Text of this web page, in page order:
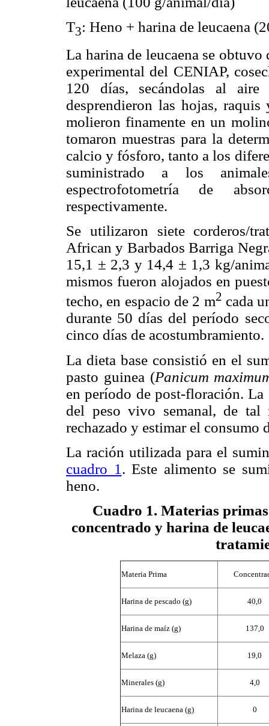
T3: Heno + harina de leucaena
La harina de leucaena se
experimental del CENIAP,
120 días, secándolas al
desprendieron las hojas,
molieron finamente en un
tomaron muestras para la
calcio y fósforo, tanto a los
suministrado a los
espectrofotometría de
respectivamente.
Se utilizaron siete corderos/
African y Barbados Barriga
15,1 ± 2,3 y 14,4 ± 1,3 kg/
mismos fueron alojados en
techo, en espacio de 2 m2 cada
durante 50 días del período
cinco días de acostumbramiento.
La dieta base consistió en el
pasto guinea (Panicum
en período de post-floración.
del peso vivo semanal, de tal
rechazado y estimar el consumo
La ración utilizada para el
cuadro 1 . Este alimento se
heno.
Cuadro 1. Materias
concentrado y harina de
Materia Prima
Harina de pescado (g) 40,0
Harina de maíz (g) 137,0
Melaza (g) 19,0
Minerales (g) 4,0
Harina de leucaena (g) 0